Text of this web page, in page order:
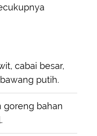
cabai besar,
putih.
goreng bahan